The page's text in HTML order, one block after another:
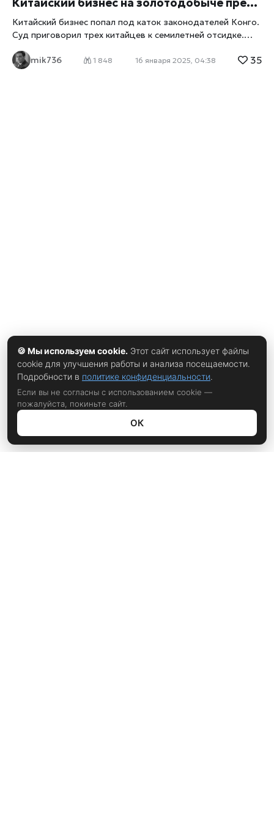
Китайский бизнес попал под каток законодателей Конго.
Суд приговорил трех китайцев к семилетней отсидке.
аресте у китайцев обнаружили золотые слитки и 400000
mik736 1 848 16 января 2025, 04:38 35
🍪 Мы используем cookie. Этот сайт использует файлы
cookie для улучшения работы и анализа посещаемости.
Подробности в политике конфиденциальности.
Если вы не согласны с использованием cookie —
пожалуйста, покиньте сайт.
ОК